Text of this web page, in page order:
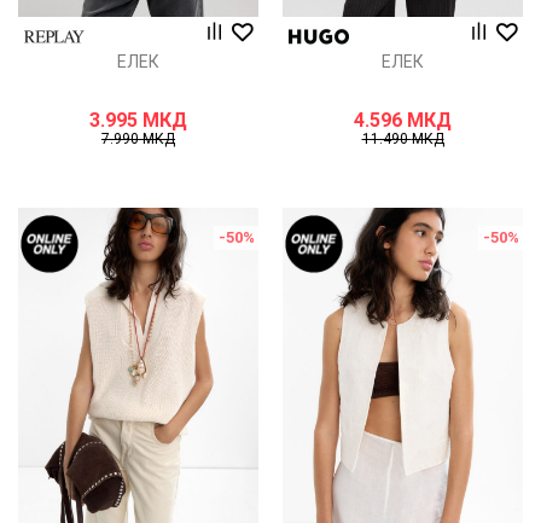
ЕЛЕК
3.995 МКД
7.990МКД
ЕЛЕК
4.596 МКД
11.490МКД
-50% -50%